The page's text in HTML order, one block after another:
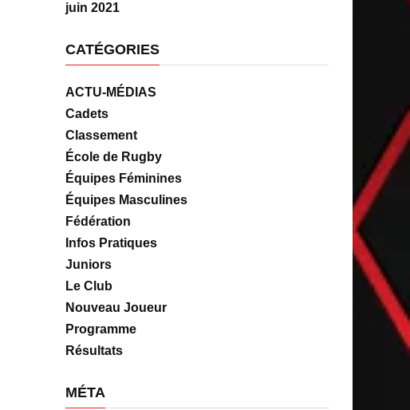
juin 2021
CATÉGORIES
ACTU-MÉDIAS
Cadets
Classement
École de Rugby
Équipes Féminines
Équipes Masculines
Fédération
Infos Pratiques
Juniors
Le Club
Nouveau Joueur
Programme
Résultats
MÉTA